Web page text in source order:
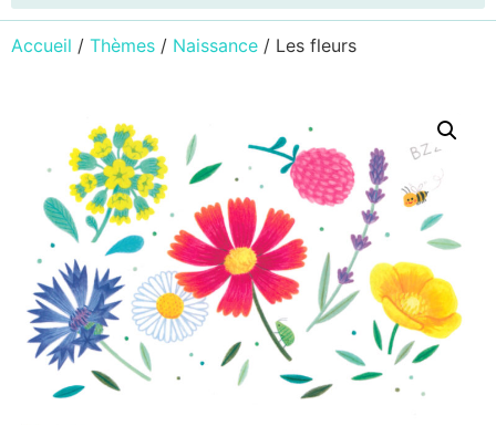
Accueil / Thèmes / Naissance / Les fleurs